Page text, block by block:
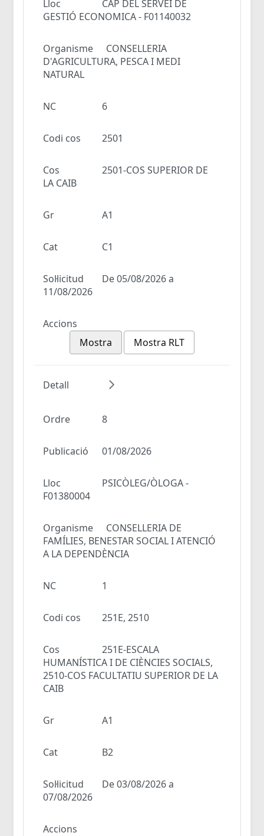
Lloc
CAP DEL SERVEI DE
GESTIÓ ECONOMICA - F01140032
Organisme
CONSELLERIA
D'AGRICULTURA, PESCA I MEDI
NATURAL
NC 6
Codi cos 2501
Cos
2501-COS SUPERIOR DE
LA CAIB
Gr A1
Cat C1
Sol·licitud
De 05/08/2026 a
11/08/2026
Accions
Mostra
Mostra RLT
Detall
Ordre 8
Publicació 01/08/2026
Lloc
PSICÒLEG/ÒLOGA -
F01380004
Organisme
CONSELLERIA DE
FAMÍLIES, BENESTAR SOCIAL I ATENCIÓ
A LA DEPENDÈNCIA
NC 1
Codi cos 251E, 2510
Cos
251E-ESCALA
HUMANÍSTICA I DE CIÈNCIES SOCIALS,
2510-COS FACULTATIU SUPERIOR DE LA
CAIB
Gr A1
Cat B2
Sol·licitud
De 03/08/2026 a
07/08/2026
Accions